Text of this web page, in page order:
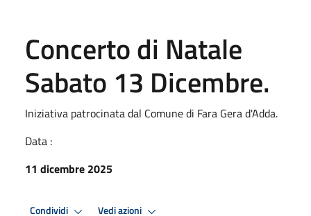
Concerto di Natale
Sabato 13 Dicembre.
Iniziativa patrocinata dal Comune di Fara Gera d'Adda.
Data :
11 dicembre 2025
Condividi Vedi azioni